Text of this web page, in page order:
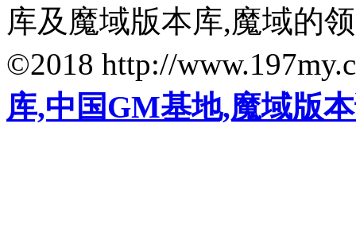
库及魔域版本库,魔域的
©2018 http://
库,中国GM基地,魔域版